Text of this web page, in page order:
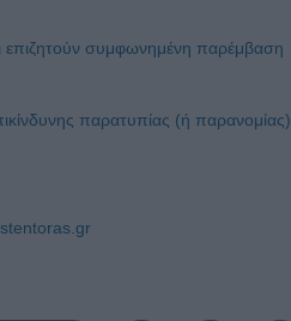
επιζητούν συμφωνημένη παρέμβαση
παρατυπίας (ή παρανομίας)